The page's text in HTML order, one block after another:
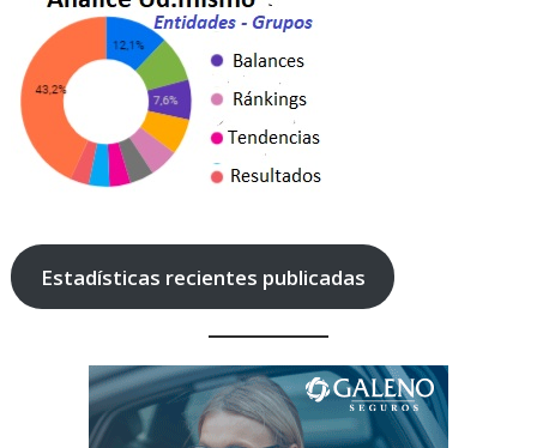
Estadísticas recientes publicadas